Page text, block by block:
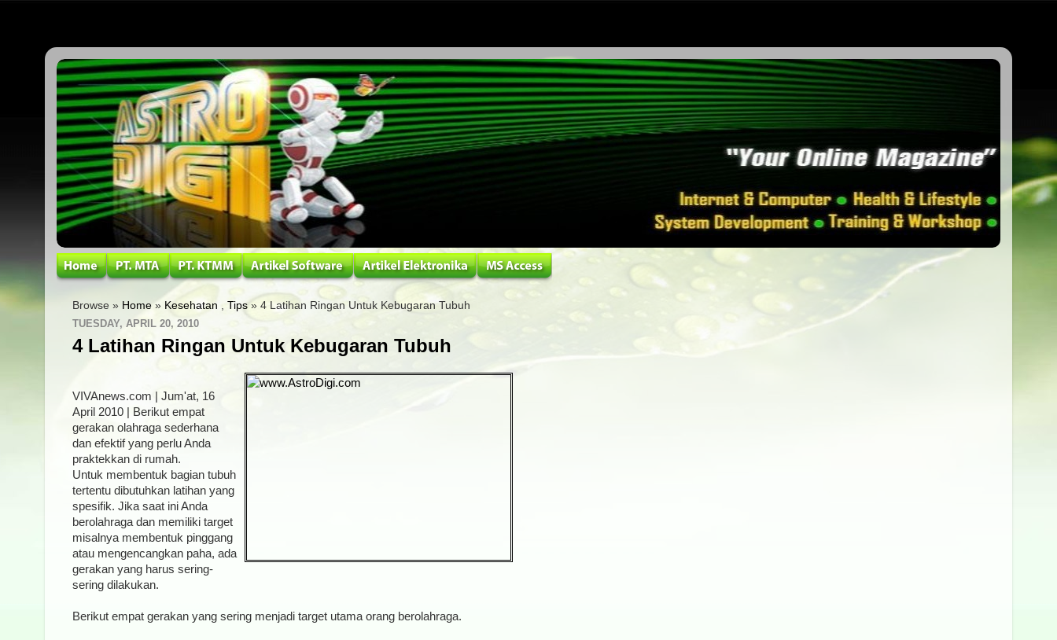
Browse » Home » Kesehatan Tips » 4 Latihan Ringan Untuk Kebugaran Tubuh
TUESDAY, APRIL 20, 2010
4 Latihan Ringan Untuk Kebugaran Tubuh
VIVAnews.com | Jum'at, 16
April 2010 | Berikut empat
gerakan olahraga sederhana
dan efektif yang perlu Anda
praktekkan di rumah.
Untuk membentuk bagian tubuh
tertentu dibutuhkan latihan yang
spesifik. Jika saat ini Anda
berolahraga dan memiliki target
misalnya membentuk pinggang
atau mengencangkan paha, ada
gerakan yang harus sering-
sering dilakukan.
Berikut empat gerakan yang sering menjadi target utama orang berolahraga.